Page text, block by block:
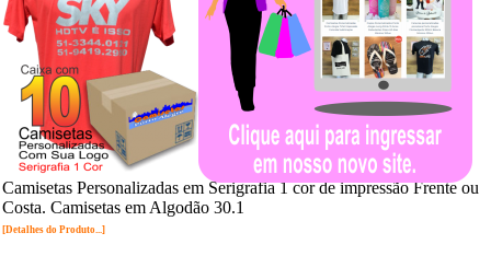
Camisetas Personalizadas em Serigrafia 1 cor de impressão Frente ou
Costa. Camisetas em Algodão 30.1
[Detalhes do Produto...]